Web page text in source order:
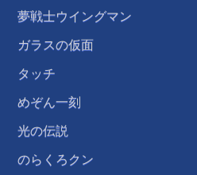
夢戦士ウイングマン
ガラスの仮面
タッチ
めぞん一刻
光の伝説
のらくろクン